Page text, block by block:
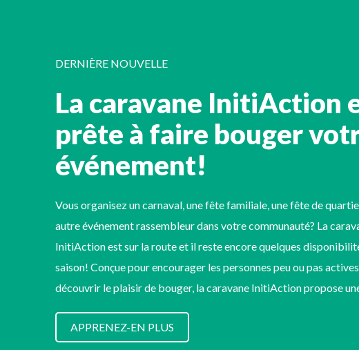
DERNIÈRE NOUVELLE
La caravane InitiAction
prête à faire bouger
événement!
Vous organisez un carnaval, une fête familiale, une fête de
autre événement rassembleur dans votre communauté? La
InitiAction est sur la route et il reste encore quelques
saison! Conçue pour encourager les personnes peu ou pas
découvrir le plaisir de bouger, la caravane InitiAction propose
APPRENEZ-EN PLUS